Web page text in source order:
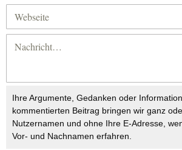
Ihre Argumente, Gedanken oder
kommentierten Beitrag bringen wir ganz
Nutzernamen und ohne Ihre E-Adresse,
Vor- und Nachnamen erfahren.